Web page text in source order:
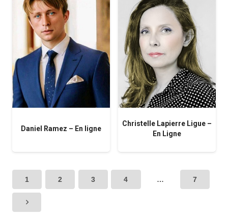
Daniel Ramez – En ligne
Christelle Lapierre Ligue –
En Ligne
1 2 3 4 … 7